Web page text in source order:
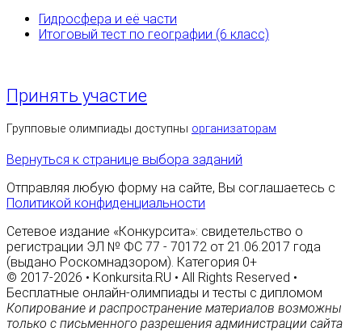
Гидросфера и её части
Итоговый тест по географии (6 класс)
Принять участие
Групповые олимпиады доступны организаторам
Вернуться к странице выбора заданий
Отправляя любую форму на сайте, Вы соглашаетесь с
Политикой конфиденциальности
Сетевое издание «Конкурсита»: свидетельство о
регистрации ЭЛ № ФС 77 - 70172 от 21.06.2017 года
(выдано Роскомнадзором). Категория 0+
© 2017-2026 • Konkursita.RU • All Rights Reserved •
Бесплатные онлайн-олимпиады и тесты с дипломом
Копирование и распространение материалов возможны
только с письменного разрешения администрации сайта